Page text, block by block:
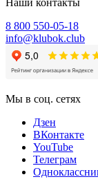
8 800 550-05-18
info@klubok.club
Мы в соц. сетях
Дзен
ВКонтакте
YouTube
Телеграм